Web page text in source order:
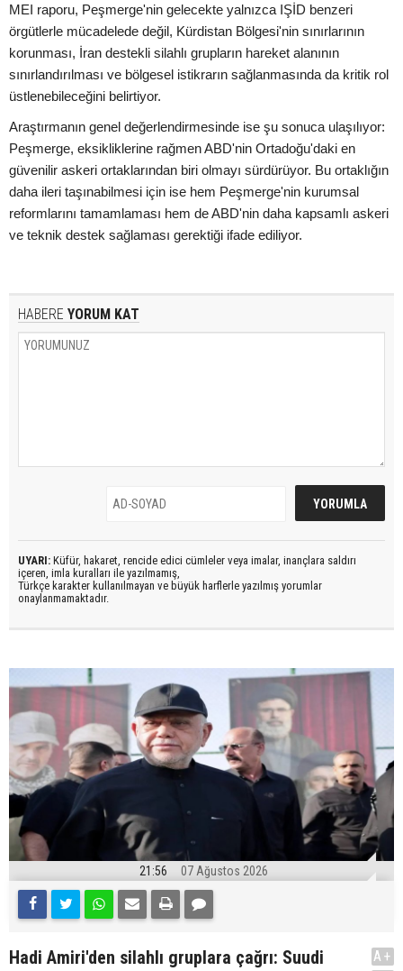
MEI raporu, Peşmerge'nin gelecekte yalnızca IŞİD benzeri
örgütlerle mücadelede değil, Kürdistan Bölgesi'nin sınırlarının
korunması, İran destekli silahlı grupların hareket alanının
sınırlandırılması ve bölgesel istikrarın sağlanmasında da kritik rol
üstlenebileceğini belirtiyor.
Araştırmanın genel değerlendirmesinde ise şu sonuca ulaşılıyor:
Peşmerge, eksikliklerine rağmen ABD'nin Ortadoğu'daki en
güvenilir askeri ortaklarından biri olmayı sürdürüyor. Bu ortaklığın
daha ileri taşınabilmesi için ise hem Peşmerge'nin kurumsal
reformlarını tamamlaması hem de ABD'nin daha kapsamlı askeri
ve teknik destek sağlaması gerektiği ifade ediliyor.
HABERE YORUM KAT
UYARI: Küfür, hakaret, rencide edici cümleler veya imalar, inançlara saldırı
içeren, imla kuralları ile yazılmamış,
Türkçe karakter kullanılmayan ve büyük harflerle yazılmış yorumlar
onaylanmamaktadır.
21:56 07 Ağustos 2026
Hadi Amiri'den silahlı gruplara çağrı: Suudi
A+